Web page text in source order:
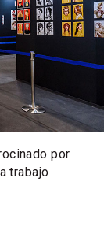
por
trabajo